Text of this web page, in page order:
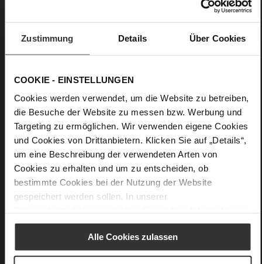
Zustimmung Details Über Cookies
COOKIE - EINSTELLUNGEN
Cookies werden verwendet, um die Website zu betreiben,
die Besuche der Website zu messen bzw. Werbung und
Targeting zu ermöglichen. Wir verwenden eigene Cookies
und Cookies von Drittanbietern. Klicken Sie auf „Details“,
um eine Beschreibung der verwendeten Arten von
Cookies zu erhalten und um zu entscheiden, ob
bestimmte Cookies bei der Nutzung der Website
gespeichert werden sollen. In unserer
Alle Cookies zulassen